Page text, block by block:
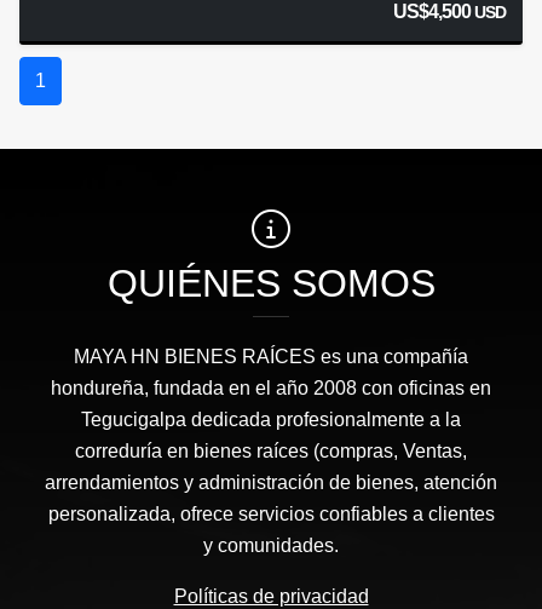
US$4,500USD
1
QUIÉNES SOMOS
MAYA HN BIENES RAÍCES​ es una compañía
hondureña, fundada en el año 2008 con oficinas en
Tegucigalpa dedicada profesionalmente a la
correduría en bienes raíces (compras, Ventas,
arrendamientos y administración de bienes, atención
personalizada, ofrece servicios confiables a clientes
y comunidades.
Políticas de privacidad